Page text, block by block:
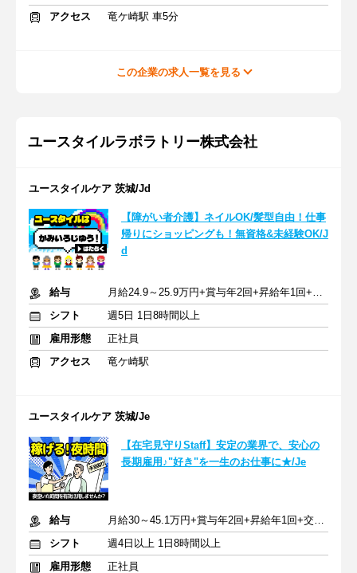
アクセス
竜ケ崎駅 車5分
この企業の求人一覧を見る
ユースタイルラボラトリー株式会社
ユースタイルケア 茨城/Jd
【障がい者介護】ネイルOK/髪型自由！仕事
帰りにショッピングも！無資格&未経験OK/J
d
給与
月給24.9～25.9万円+賞与年2回+昇給年1回+交通費全額
シフト
週5日 1日8時間以上
雇用形態
正社員
アクセス
竜ケ崎駅
ユースタイルケア 茨城/Je
【在宅見守りStaff】安定の業界で、安心の
長期雇用♪"好き"を一生のお仕事に★/Je
給与
月給30～45.1万円+賞与年2回+昇給年1回+交通費全額
シフト
週4日以上 1日8時間以上
雇用形態
正社員